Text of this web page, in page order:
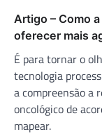
Artigo – Como
oferecer mais
É para tornar o
tecnologia
a compreensão a
oncológico de
mapear.